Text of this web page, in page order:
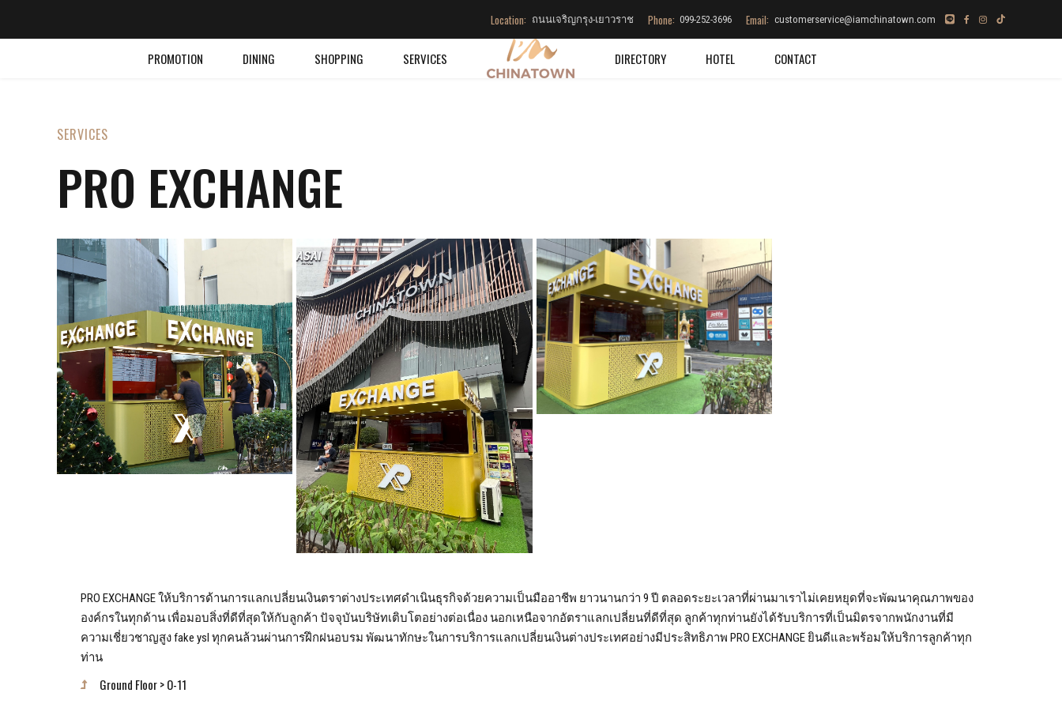
Location: ถนนเจริญกรุง-เยาวราช Phone: 099-252-3696 Email: customerservice@iamchinatown.com
PROMOTION DINING SHOPPING SERVICES DIRECTORY HOTEL CONTACT
SERVICES
PRO EXCHANGE
PRO EXCHANGE ให้บริการด้านการแลกเปลี่ยนเงินตราต่างประเทศดำเนินธุรกิจด้วยความเป็นมืออาชีพ ยาวนานกว่า 9 ปี ตลอดระยะเวลาที่ผ่านมาเราไม่เคยหยุดที่จะพัฒนาคุณภาพของ
องค์กรในทุกด้าน เพื่อมอบสิ่งที่ดีที่สุดให้กับลูกค้า ปัจจุบันบริษัทเติบโตอย่างต่อเนื่อง นอกเหนือจากอัตราแลกเปลี่ยนที่ดีที่สุด ลูกค้าทุกท่านยังได้รับบริการที่เป็นมิตรจากพนักงานที่มี
ความเชี่ยวชาญสูง fake ysl ทุกคนล้วนผ่านการฝึกฝนอบรม พัฒนาทักษะในการบริการแลกเปลี่ยนเงินต่างประเทศอย่างมีประสิทธิภาพ PRO EXCHANGE ยินดีและพร้อมให้บริการลูกค้าทุก
ท่าน
Ground Floor > O-11